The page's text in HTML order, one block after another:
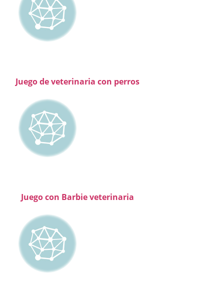
Juego de veterinaria con perros
Juego con Barbie veterinaria